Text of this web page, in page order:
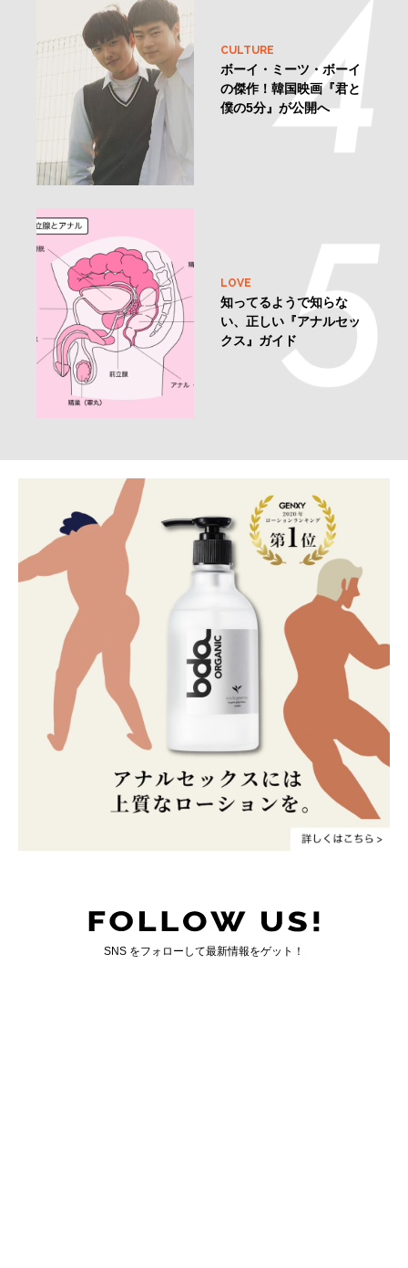
CULTURE
ボーイ・ミーツ・ボーイ
の傑作！韓国映画『君と
僕の5分』が公開へ
LOVE
知ってるようで知らな
い、正しい『アナルセッ
クス』ガイド
SNS をフォローして最新情報をゲット！